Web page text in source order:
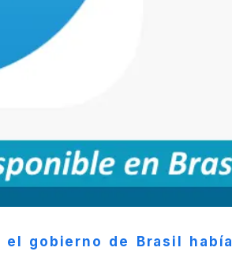
el gobierno de Brasil había